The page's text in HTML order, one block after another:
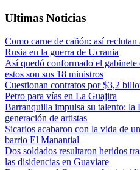
Ultimas Noticias
Como carne de cañón: así
Rusia en la guerra de Ucrania
Así quedó conformado el
estos son sus 18 ministros
Cuestionan contratos por $3,2
Petro para vías en La Guajira
Barranquilla impulsa su talento: la
generación de artistas
Sicarios acabaron con la vida de
barrio El Manantial
Dos soldados resultaron heridos
las disidencias en Guaviare